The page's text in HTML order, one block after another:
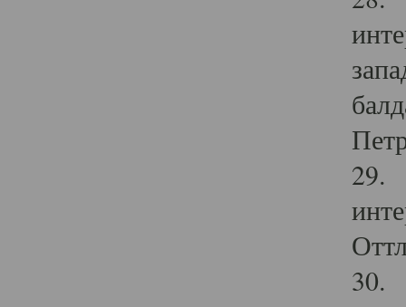
29.
30.